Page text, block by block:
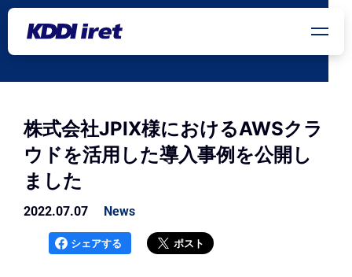
メインコンテンツにスキップ
株式会社JPIX様におけるAWSクラ
ウドを活用した導入事例を公開し
ました
2022.07.07 News
シェアする ポスト